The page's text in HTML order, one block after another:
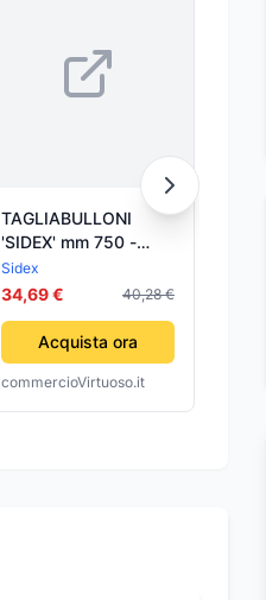
TAGLIABULLONI
'SIDEX' mm 750 -
SIDEX
Sidex
34,69 € 40,28 €
Acquista ora
commercioVirtuoso.it